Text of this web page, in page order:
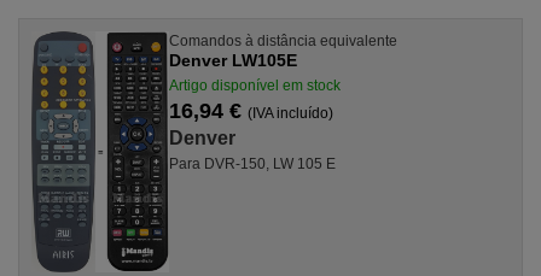
Comandos à distância equivalente
Denver LW105E
Artigo disponível em stock
16,94 €(IVA incluído)
Denver
Para DVR-150, LW 105 E